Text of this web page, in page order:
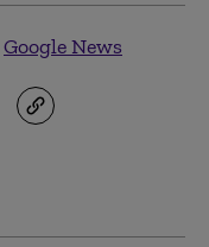
Google News